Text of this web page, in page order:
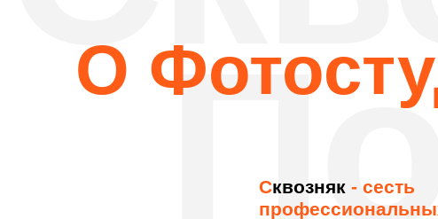
О
фотостудий с доступом
по кодовому замку.